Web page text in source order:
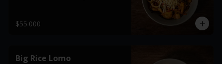
$55.000
Big Rice Lomo